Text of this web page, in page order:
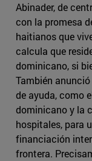
Abinader, de
con la promesa
haitianos que
calcula que
dominicano, si
También
de ayuda, como
dominicano y la
hospitales, para
financiación
frontera.